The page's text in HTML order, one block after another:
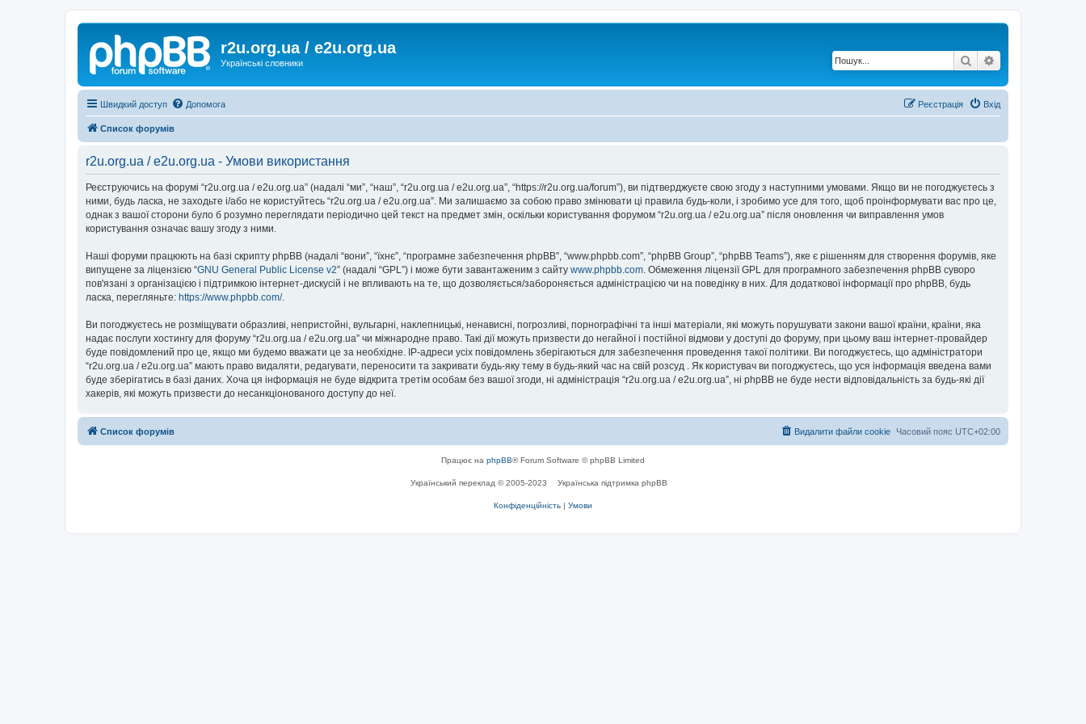
r2u.org.ua / e2u.org.ua
Українські словники Пошук
Швидкий доступ Допомога Вхід
Реєстрація
Список форумів
r2u.org.ua / e2u.org.ua - Умови використання
Реєструючись на форумі “r2u.org.ua / e2u.org.ua” (надалі “ми”, “наш”, “r2u.org.ua / e2u.org.ua”, “https://r2u.org.ua/forum”), ви підтверджуєте свою згоду з наступними умовами. Якщо ви не погоджуєтесь з
ними, будь ласка, не заходьте і/або не користуйтесь “r2u.org.ua / e2u.org.ua”. Ми залишаємо за собою право змінювати ці правила будь-коли, і зробимо усе для того, щоб проінформувати вас про це,
однак з вашої сторони було б розумно переглядати періодично цей текст на предмет змін, оскільки користування форумом “r2u.org.ua / e2u.org.ua” після оновлення чи виправлення умов
користування означає вашу згоду з ними.
Наші форуми працюють на базі скрипту phpBB (надалі “вони”, “їхнє”, “програмне забезпечення phpBB”, “www.phpbb.com”, “phpBB Group”, “phpBB Teams”), яке є рішенням для створення форумів, яке
випущене за ліцензією “GNU General Public License v2” (надалі “GPL”) і може бути завантаженим з сайту www.phpbb.com . Обмеження ліцензії GPL для програмного забезпечення phpBB суворо
пов'язані з організацією і підтримкою інтернет-дискусій і не впливають на те, що дозволяється/забороняється адміністрацією чи на поведінку в них. Для додаткової інформації про phpBB, будь
ласка, перегляньте: https://www.phpbb.com/.
Ви погоджуєтесь не розміщувати образливі, непристойні, вульгарні, наклепницькі, ненависні, погрозливі, порнографічні та інші матеріали, які можуть порушувати закони вашої країни, країни, яка
надає послуги хостингу для форуму “r2u.org.ua / e2u.org.ua” чи міжнародне право. Такі дії можуть призвести до негайної і постійної відмови у доступі до форуму, при цьому ваш інтернет-провайдер
буде повідомлений про це, якщо ми будемо вважати це за необхідне. IP-адреси усіх повідомлень зберігаються для забезпечення проведення такої політики. Ви погоджуєтесь, що адміністратори
“r2u.org.ua / e2u.org.ua” мають право видаляти, редагувати, переносити та закривати будь-яку тему в будь-який час на свій розсуд . Як користувач ви погоджуєтесь, що уся інформація введена вами
буде зберігатись в базі даних. Хоча ця інформація не буде відкрита третім особам без вашої згоди, ні адміністрація “r2u.org.ua / e2u.org.ua”, ні phpBB не буде нести відповідальність за будь-які дії
хакерів, які можуть призвести до несанкціонованого доступу до неї.
Список форумів Часовий пояс UTC+02:00
Видалити файли cookie
Працює на phpBB® Forum Software © phpBB Limited
Український переклад © 2005-2023 Українська підтримка phpBB
Конфіденційність | Умови